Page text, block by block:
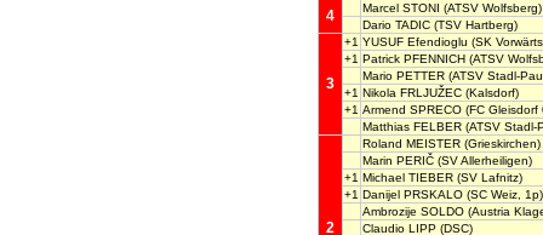
4 Marcel STONI (ATSV Wolfsberg)
Dario TADIC (TSV Hartberg)
3
+1 YUSUF Efendioglu (SK
+1 Patrick PFENNICH (ATSV
Mario PETTER (ATSV Stadl-
+1 Nikola FRLJUŽEC (Kalsdorf)
+1 Armend SPRECO (FC Gleisdorf
Matthias FELBER (ATSV Stadl-
2
Roland MEISTER (Grieskirchen)
Marin PERIČ (SV Allerheiligen)
+1 Michael TIEBER (SV Lafnitz)
+1 Danijel PRSKALO (SC Weiz, 1p)
Ambrozije SOLDO (Austria
Claudio LIPP (DSC)